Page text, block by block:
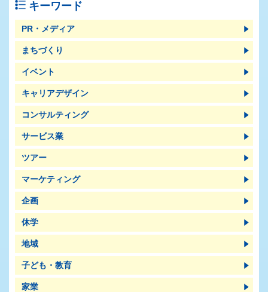
キーワード
PR・メディア
まちづくり
イベント
キャリアデザイン
コンサルティング
サービス業
ツアー
マーケティング
企画
休学
地域
子ども・教育
家業